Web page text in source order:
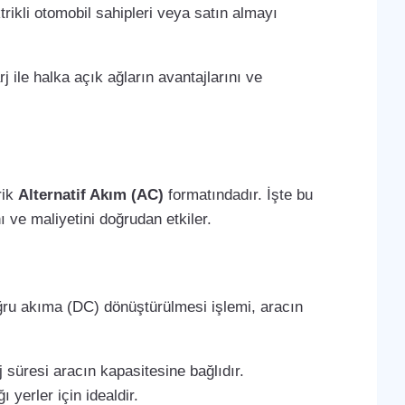
otomobil sahipleri veya satın almayı
ile halka açık ağların avantajlarını ve
Alternatif Akım (AC) formatındadır. İşte bu
ve maliyetini doğrudan etkiler.
akıma (DC) dönüştürülmesi işlemi, aracın
aracın kapasitesine bağlıdır.
yerler için idealdir.